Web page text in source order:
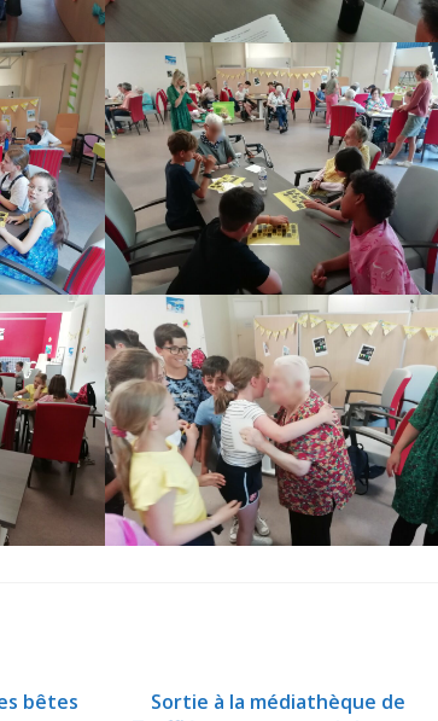
bêtes
Sortie à la médiathèque de